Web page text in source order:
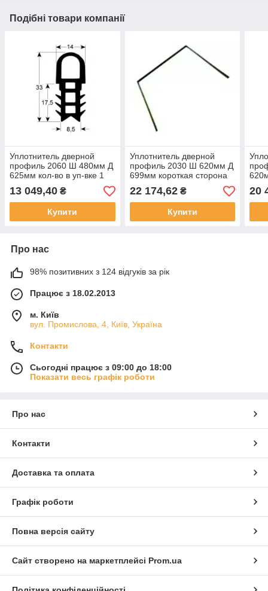
Подібні товари компанії
Уплотнитель дверной
профиль 2060 Ш 480мм Д
625мм кол-во в уп-вке 1
для прибора 6 x 1/1 для
Convotherm
13 049,40 ₴
Купити
Уплотнитель дверной
профиль 2030 Ш 620мм Д
699мм короткая сторона
открыт. кол-во в уп-вке 1
для Electrolux, Juno-
Röder-Senking
22 174,62₴
Купити
для
20
Про нас
98% позитивних з 124 відгуків за рік
Працює з 18.02.2013
м. Київ
вул. Промислова, 4, Київ, Україна
Контакти
Сьогодні працює з 09:00 до 18:00
Показати весь графік роботи
Про нас
Контакти
Доставка та оплата
Графік роботи
Повна версія сайту
Сайт створено на маркетплейсі Prom.ua